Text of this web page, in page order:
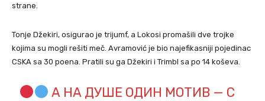
strane.
Tonje Džekiri, osigurao je trijumf, a Lokosi promašili dve trojke
kojima su mogli rešiti meč. Avramović je bio najefikasniji pojedinac
CSKA sa 30 poena. Pratili su ga Džekiri i Trimbl sa po 14 koševa.
А НА ДУШЕ ОДИН МОТИВ — С